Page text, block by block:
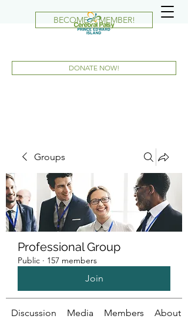
BECOME A MEMBER!
DONATE NOW!
Groups
Professional Group
Public · 157 members
Join
Discussion Media Members About